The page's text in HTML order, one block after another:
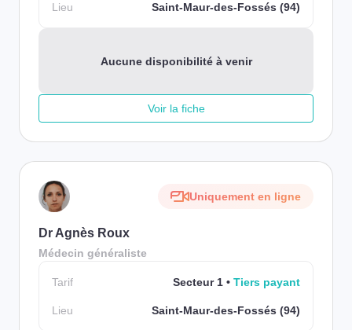
Lieu Saint-Maur-des-Fossés (94)
Aucune disponibilité à venir
Voir la fiche
Uniquement en ligne
Dr Agnès Roux
Médecin généraliste
Tarif Secteur 1 Tiers payant
Lieu Saint-Maur-des-Fossés (94)